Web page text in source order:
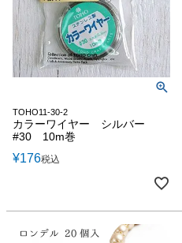
TOHO11-30-2
カラーワイヤー シルバー
#30 10m巻
¥176税込